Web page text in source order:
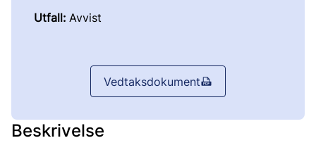
Utfall: Avvist
Vedtaksdokument
Beskrivelse